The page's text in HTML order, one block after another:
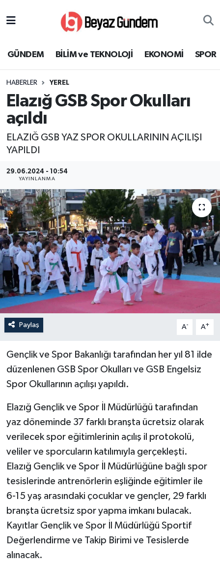
GÜNDEM BİLİM ve TEKNOLOJİ EKONOMİ SPOR
HABERLER YEREL
Elazığ GSB Spor Okulları
açıldı
ELAZIĞ GSB YAZ SPOR OKULLARININ AÇILIŞI
YAPILDI
29.06.2024 - 10:54
YAYINLANMA
Paylaş A- A+
Gençlik ve Spor Bakanlığı tarafından her yıl 81 ilde
düzenlenen GSB Spor Okulları ve GSB Engelsiz
Spor Okullarının açılışı yapıldı.
Elazığ Gençlik ve Spor İl Müdürlüğü tarafından
yaz döneminde 37 farklı branşta ücretsiz olarak
verilecek spor eğitimlerinin açılış il protokolü,
veliler ve sporcuların katılımıyla gerçekleşti.
Elazığ Gençlik ve Spor İl Müdürlüğüne bağlı spor
tesislerinde antrenörlerin eşliğinde eğitimler ile
6-15 yaş arasındaki çocuklar ve gençler, 29 farklı
branşta ücretsiz spor yapma imkanı bulacak.
Kayıtlar Gençlik ve Spor İl Müdürlüğü Sportif
Değerlendirme ve Takip Birimi ve Tesislerde
alınacak.
EKONOMİ
SPOR
SAĞLIK
KÜLTÜR SANAT
MAGAZİN
YEREL
Süper Lig Puan Durumu ve Fikstür
Tüm Manşetler
Son Dakika Haberleri